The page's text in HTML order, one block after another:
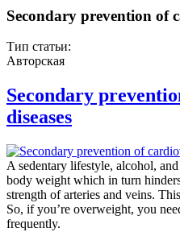
Secondary prevention of
Тип статьи:
Авторская
Secondary
diseases
A sedentary lifestyle, alcohol,
body weight which in turn
strength of arteries and veins.
So, if you’re overweight, you
frequently.